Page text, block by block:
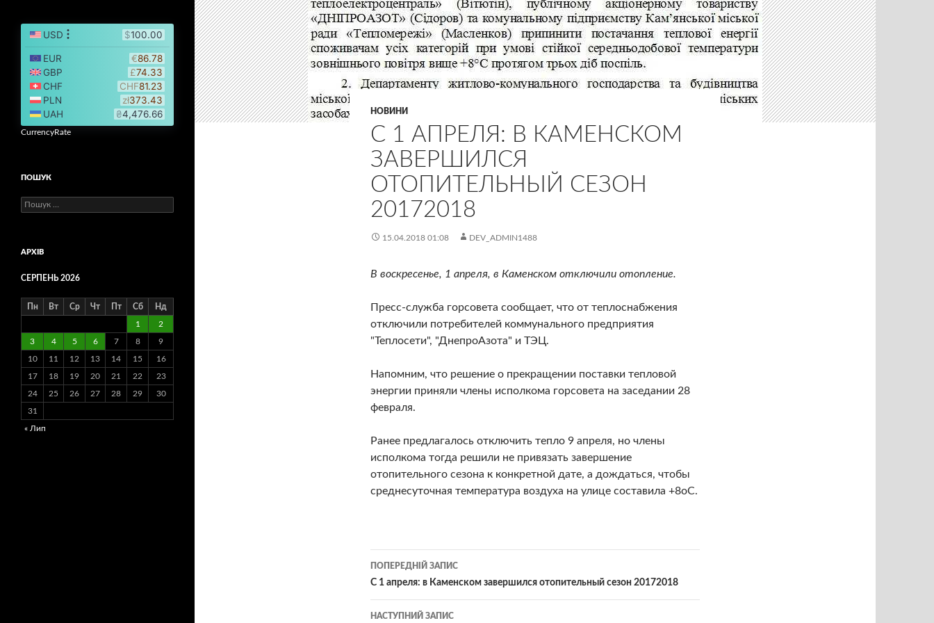
НОВИНИ
С 1 АПРЕЛЯ: В КАМЕНСКОМ
ЗАВЕРШИЛСЯ
ОТОПИТЕЛЬНЫЙ СЕЗОН
20172018
15.04.2018 01:08 DEV_ADMIN1488
В воскресенье, 1 апреля, в Каменском отключили отопление.
Пресс-служба горсовета сообщает, что от теплоснабжения
отключили потребителей коммунального предприятия
"Теплосети", "ДнепроАзота" и ТЭЦ.
Напомним, что решение о прекращении поставки тепловой
энергии приняли члены исполкома горсовета на заседании 28
февраля.
Ранее предлагалось отключить тепло 9 апреля, но члены
исполкома тогда решили не привязать завершение
отопительного сезона к конкретной дате, а дождаться, чтобы
среднесуточная температура воздуха на улице составила +8оС.
Навігація
по
записам
ПОПЕРЕДНІЙ ЗАПИС
С 1 апреля: в Каменском завершился отопительный сезон 20172018
НАСТУПНИЙ ЗАПИС
CurrencyRate
ПОШУК
Пошук:
АРХІВ
СЕРПЕНЬ 2026
Пн Вт Ср Чт Пт Сб Нд
1 2
3 4 5 6 7 8 9
10 11 12 13 14 15 16
17 18 19 20 21 22 23
24 25 26 27 28 29 30
31
« Лип